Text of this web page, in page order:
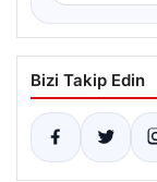
Bizi Takip Edin